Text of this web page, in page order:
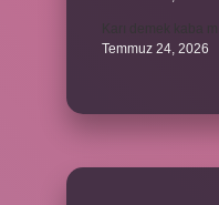
Temmuz 24, 2026